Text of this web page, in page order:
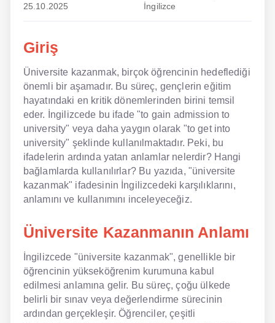
En Ucuz İngilizce
Hızlı İngilizce
İngilizce Kursu Yorum
İngilizce Kursu
NLP İngilizce
Offline İngilizce
Tavsiyeler
Gizlilik Politikası
Bize Ulaşın
25.10.2025
İngilizce
Giriş
Üniversite kazanmak, birçok öğrencinin hedeflediği
önemli bir aşamadır. Bu süreç, gençlerin eğitim
hayatındaki en kritik dönemlerinden birini temsil
eder. İngilizcede bu ifade "to gain admission to
university" veya daha yaygın olarak "to get into
university" şeklinde kullanılmaktadır. Peki, bu
ifadelerin ardında yatan anlamlar nelerdir? Hangi
bağlamlarda kullanılırlar? Bu yazıda, "üniversite
kazanmak" ifadesinin İngilizcedeki karşılıklarını,
anlamını ve kullanımını inceleyeceğiz.
Üniversite Kazanmanın Anlamı
İngilizcede "üniversite kazanmak", genellikle bir
öğrencinin yükseköğrenim kurumuna kabul
edilmesi anlamına gelir. Bu süreç, çoğu ülkede
belirli bir sınav veya değerlendirme sürecinin
ardından gerçekleşir. Öğrenciler, çeşitli